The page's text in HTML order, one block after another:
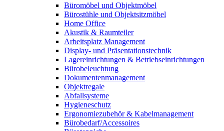
Büromöbel und Objektmöbel
Bürostühle und Objektsitzmöbel
Home Office
Akustik & Raumteiler
Arbeitsplatz Management
Display- und Präsentationstechnik
Lagereinrichtungen & Betriebseinrichtungen
Bürobeleuchtung
Dokumentenmanagement
Objektregale
Abfallsysteme
Hygieneschutz
Ergonomiezubehör & Kabelmanagement
Bürobedarf/Accessoires